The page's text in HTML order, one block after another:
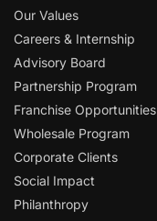
Our Values
Careers & Internship
Advisory Board
Partnership Program
Franchise Opportunities
Wholesale Program
Corporate Clients
Social Impact
Philanthropy